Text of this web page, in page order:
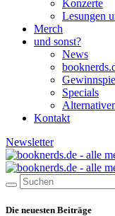
Konzerte
Lesungen
Merch
und sonst?
News
Specials
Kontakt
Newsletter
Die neuesten Beiträge